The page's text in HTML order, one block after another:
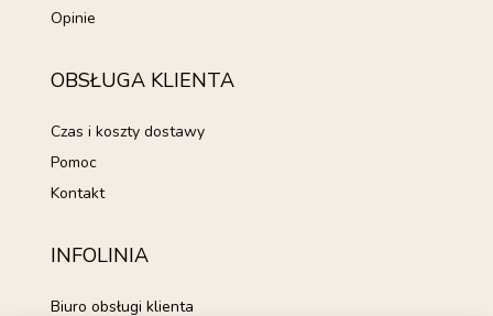
Opinie
OBSŁUGA KLIENTA
Czas i koszty dostawy
Pomoc
Kontakt
INFOLINIA
Biuro obsługi klienta